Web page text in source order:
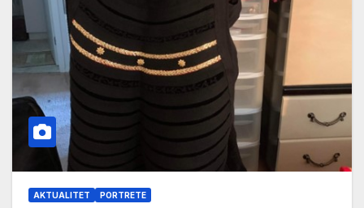
AKTUALITET PORTRETE